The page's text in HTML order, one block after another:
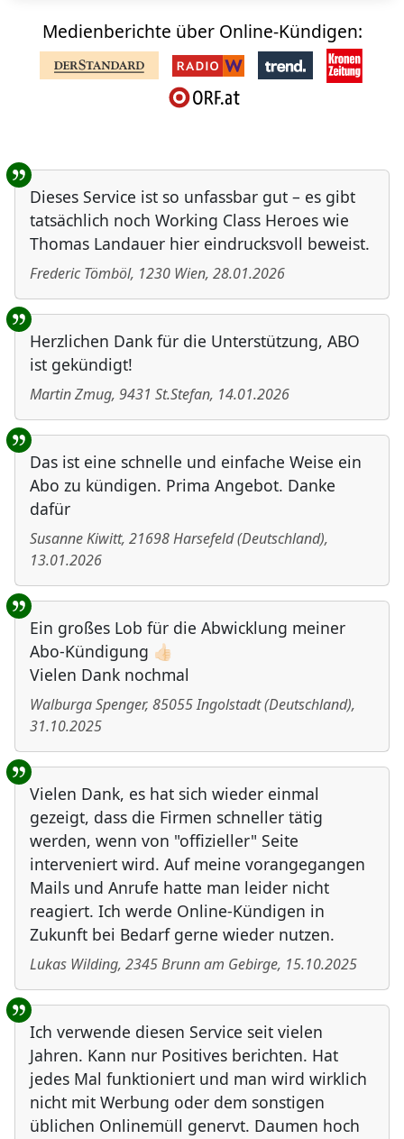
Medienberichte über Online-Kündigen:
Benutzer-Rückmeldungen
Dieses Service ist so unfassbar gut – es gibt
tatsächlich noch Working Class Heroes wie
Thomas Landauer hier eindrucksvoll beweist.
Frederic Tömböl, 1230 Wien, 28.01.2026
Herzlichen Dank für die Unterstützung, ABO
ist gekündigt!
Martin Zmug, 9431 St.Stefan, 14.01.2026
Das ist eine schnelle und einfache Weise ein
Abo zu kündigen. Prima Angebot. Danke
dafür
Susanne Kiwitt, 21698Harsefeld(Deutschland),
13.01.2026
Ein großes Lob für die Abwicklung meiner
Abo-Kündigung 👍🏻
Vielen Dank nochmal
Walburga Spenger, 85055Ingolstadt(Deutschland),
31.10.2025
Vielen Dank, es hat sich wieder einmal
gezeigt, dass die Firmen schneller tätig
werden, wenn von "offizieller" Seite
interveniert wird. Auf meine vorangegangen
Mails und Anrufe hatte man leider nicht
reagiert. Ich werde Online-Kündigen in
Zukunft bei Bedarf gerne wieder nutzen.
Lukas Wilding, 2345Brunn am Gebirge, 15.10.2025
Ich verwende diesen Service seit vielen
Jahren. Kann nur Positives berichten. Hat
jedes Mal funktioniert und man wird wirklich
nicht mit Werbung oder dem sonstigen
üblichen Onlinemüll genervt. Daumen hoch